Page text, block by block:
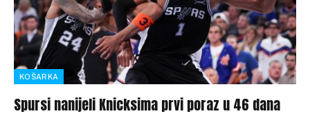
KOŠARKA
Spursi nanijeli Knicksima prvi poraz u 46 dana